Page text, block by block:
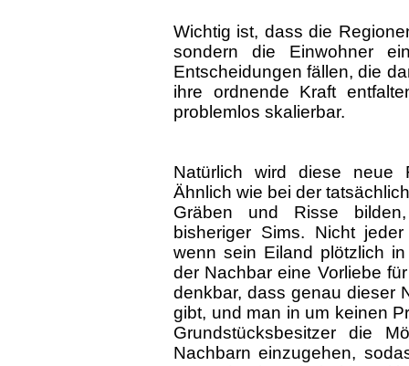
Wichtig ist, dass die
sondern die Einwohner
Entscheidungen fällen, die
ihre ordnende Kraft
problemlos skalierbar.
Natürlich wird diese neue
Ähnlich wie bei der
Gräben und Risse
bisheriger Sims. Nicht
wenn sein Eiland plötzlich
der Nachbar eine Vorliebe
denkbar, dass genau dieser
gibt, und man in um keinen
Grundstücksbesitzer die
Nachbarn einzugehen,